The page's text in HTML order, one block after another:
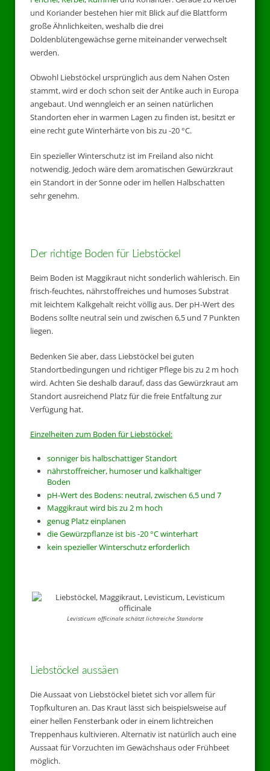
und Koriander bestehen hier mit Blick auf die Blattform
große Ähnlichkeiten, weshalb die drei
Doldenblütengewächse gerne miteinander verwechselt
werden.
Obwohl Liebstöckel ursprünglich aus dem Nahen Osten
stammt, wird er doch schon seit der Antike auch in Europa
angebaut. Und wenngleich er an seinen natürlichen
Standorten eher in warmen Lagen zu finden ist, besitzt er
eine recht gute Winterhärte von bis zu -20 °C.
Ein spezieller Winterschutz ist im Freiland also nicht
notwendig. Jedoch wäre dem aromatischen Gewürzkraut
ein Standort in der Sonne oder im hellen Halbschatten
sehr genehm.
Der richtige Boden für Liebstöckel
Beim Boden ist Maggikraut nicht sonderlich wählerisch. Ein
frisch-feuchtes, nährstoffreiches und humoses Substrat
mit leichtem Kalkgehalt reicht völlig aus. Der pH-Wert des
Bodens sollte neutral sein und zwischen 6,5 und 7 Punkten
liegen.
Bedenken Sie aber, dass Liebstöckel bei guten
Standortbedingungen und richtiger Pflege bis zu 2 m hoch
wird. Achten Sie deshalb darauf, dass das Gewürzkraut am
Standort ausreichend Platz für die freie Entfaltung zur
Verfügung hat.
Einzelheiten zum Boden für Liebstöckel:
sonniger bis halbschattiger Standort
nährstoffreicher, humoser und kalkhaltiger
Boden
pH-Wert des Bodens: neutral, zwischen 6,5 und 7
Maggikraut wird bis zu 2 m hoch
genug Platz einplanen
die Gewürzpflanze ist bis -20 °C winterhart
kein spezieller Winterschutz erforderlich
Levisticum officinale schätzt lichtreiche Standorte
Liebstöckel aussäen
Die Aussaat von Liebstöckel bietet sich vor allem für
Topfkulturen an. Das Kraut lässt sich beispielsweise auf
einer hellen Fensterbank oder in einem lichtreichen
Treppenhaus kultivieren. Alternativ ist natürlich auch eine
Aussaat für Vorzuchten im Gewächshaus oder Frühbeet
möglich.